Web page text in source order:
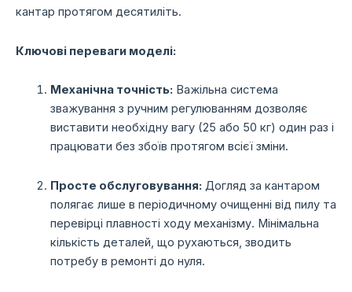
кантар протягом десятиліть.
Ключові переваги моделі:
Механічна точність: Важільна система
зважування з ручним регулюванням дозволяє
виставити необхідну вагу (25 або 50 кг) один раз і
працювати без збоїв протягом всієї зміни.
Просте обслуговування: Догляд за кантаром
полягає лише в періодичному очищенні від пилу та
перевірці плавності ходу механізму. Мінімальна
кількість деталей, що рухаються, зводить
потребу в ремонті до нуля.